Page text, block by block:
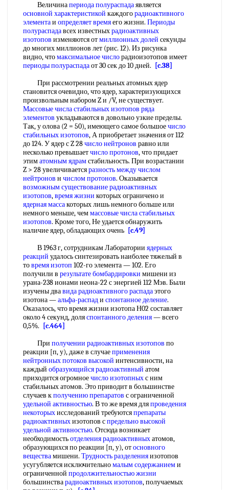
Величинапериода полураспадаявляется
основной характеристикой каждогорадиоактивного
элементаи определяет времяего жизни. Периоды
полураспадавсех известныхрадиоактивных
изотопов изменяются отмиллионных долей секунды
до многих миллионов лет (рис. 12). Из рисунка
видно, чтомаксимальное числорадиоизотопов имеет
периоды полураспадаот 30 сек до 10 дней.
[c.38]
При рассмотрении реальных атомных ядер
становится очевидно, что ядер, характеризующихся
произвольным набором Z и /V, не существует.
Массовые числа стабильных изотопов ряда
элементов укладываются в довольно узкие пределы.
Так, у олова (2 = 50), имеющего самое большоечисло
стабильных изотопов, А приобретает значения от 112
до 124. У ядер с Z 28число нейтронов равно или
несколько превышаетчисло протонов, что придает
этиматомным ядрамстабильность. При возрастании
Z > 28 увеличиваетсяразность междучислом
нейтронов н числом протонов. Оказывается
возможным существованиерадиоактивных
изотопов,время жизни которых ограничено и
ядерная массакоторых лишь немного больше или
немного меньше, чеммассовые числа стабильных
изотопов. Кроме того, Не удается обнаружить
наличие ядер, обладающих очень [c.49]
В 1963 г, сотрудникам Лаборатории ядерных
реакций удалось синтезировать наиболее тяжелый в
товремя изотоп 102-го элемента — 102. Его
получили в результате бомбардировки мишени из
урана-238 ионами неона-22 с энергией 112 Мэв. Были
изучены двавида радиоактивного распадаэтого
изотона —альфа-распади спонтанное деление.
Оказалось, что время жизни изотопа Н02 составляет
около 4 секунд, доляспонтанного деления— всего
0,5%.
[c.464]
При получении радиоактивных изотопов по
реакции [п, у), даже в случаеприменения
нейтронныхпотоков высокой интенсивности, на
каждый образующийся радиоактивный атом
приходится огромноечисло изотопныхс ним
стабильных атомов. Это приводит в большинстве
случаев кполучению препаратов с ограниченной
удельной активностью. В то же время дляпроведения
некоторыхисследований требуютсяпрепараты
радиоактивныхизотопов спредельно высокой
удельной активностью. Отсюда возникает
необходимостьотделения радиоактивныхатомов,
образующихся по реакции [п, у), отосновного
веществамишени. Трудность разделенияизотопов
усугубляется исключительномалым содержаниеми
ограниченной продолжительностью жизни
большинстварадиоактивных изотопов, получаемых